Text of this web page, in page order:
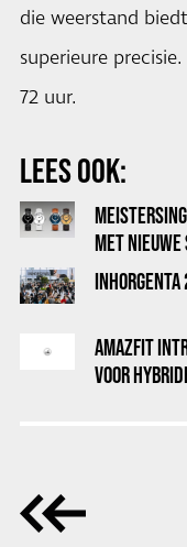
die weerstand
superieure
72 uur.
LEES OOK:
MET NIEUWE
AMAZFIT
VOOR